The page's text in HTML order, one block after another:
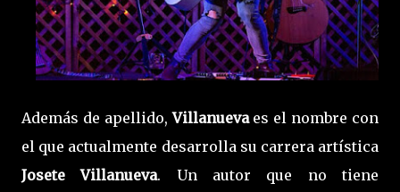
Además de apellido,Villanueva es el nombre con
el que actualmente desarrolla su carrera artística
Josete Villanueva. Un autor que no tiene